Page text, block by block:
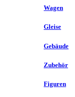
Wagen
Gleise
Gebäude
Zubehör
Figuren